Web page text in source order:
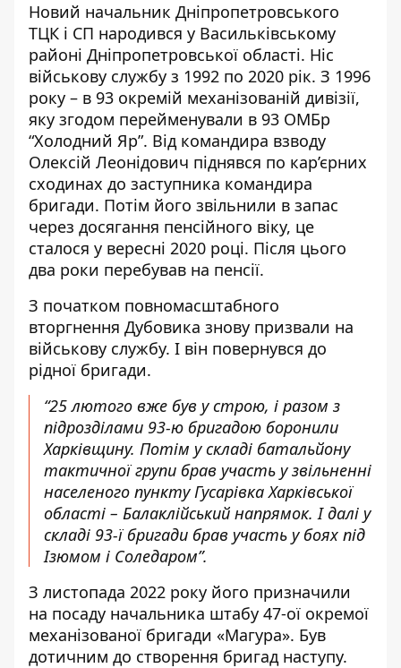
Новий начальник Дніпропетровського
ТЦК і СП народився у Васильківському
районі Дніпропетровської області. Ніс
військову службу з 1992 по 2020 рік. З 1996
року – в 93 окремій механізованій дивізії,
яку згодом перейменували в 93 ОМБр
“Холодний Яр”. Від командира взводу
Олексій Леонідович піднявся по кар’єрних
сходинах до заступника командира
бригади. Потім його звільнили в запас
через досягання пенсійного віку, це
сталося у вересні 2020 році. Після цього
два роки перебував на пенсії.
З початком повномасштабного
вторгнення Дубовика знову призвали на
військову службу. І він повернувся до
рідної бригади.
“25 лютого вже був у строю, і разом з
підрозділами 93-ю бригадою боронили
Харківщину. Потім у складі батальйону
тактичної групи брав участь у звільненні
населеного пункту Гусарівка Харківської
області – Балаклійський напрямок. І далі у
складі 93-ї бригади брав участь у боях під
Ізюмом і Соледаром”.
З листопада 2022 року його призначили
на посаду начальника штабу 47-ої окремої
механізованої бригади «Магура». Був
дотичним до створення бригад наступу.